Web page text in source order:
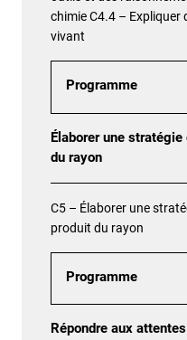
chimie C4.4 – Expliquer
vivant
Programme
Élaborer une
du rayon
C5 – Élaborer une
produit du rayon
Programme
Répondre aux